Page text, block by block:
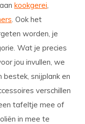
kookgerei,
. Ook het
worden, je
Wat je precies
jou invullen, we
bestek, snijplank en
verschillen
tafeltje mee of
in mee te